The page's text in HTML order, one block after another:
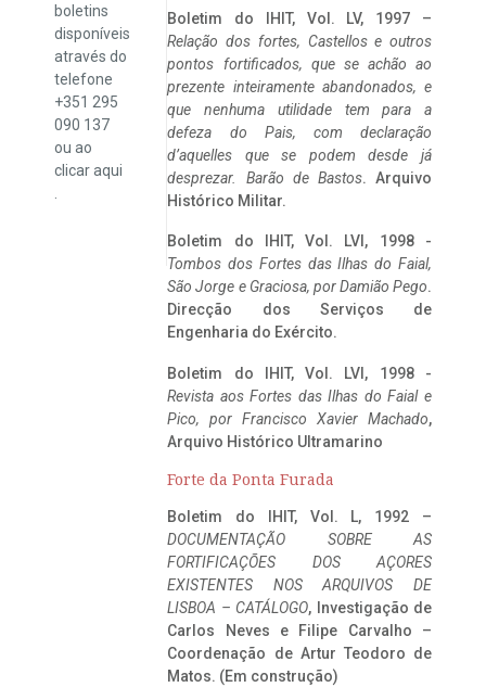
boletins
disponíveis
através do
telefone
+351 295
090 137
ou ao
clicaraqui
Boletim do IHIT, Vol. LV, 1997 –
Relação dos fortes, Castellos e outros
pontos fortificados, que se achão ao
prezente inteiramente abandonados, e
que nenhuma utilidade tem para a
defeza do Pais, com declaração
d’aquelles que se podem desde já
desprezar. Barão de Bastos. Arquivo
Histórico Militar.
Boletim do IHIT, Vol. LVI, 1998 -
Tombos dos Fortes das Ilhas do Faial,
São Jorge e Graciosa, por Damião Pego.
Direcção dos Serviços de
Engenharia do Exército.
Boletim do IHIT, Vol. LVI, 1998 -
Revista aos Fortes das Ilhas do Faial e
Pico, por Francisco Xavier Machado,
Arquivo Histórico Ultramarino
Forte da Ponta Furada
Boletim do IHIT, Vol. L, 1992 –
DOCUMENTAÇÃO SOBRE AS
FORTIFICAÇÕES DOS AÇORES
EXISTENTES NOS ARQUIVOS DE
LISBOA – CATÁLOGO, Investigação de
Carlos Neves e Filipe Carvalho –
Coordenação de Artur Teodoro de
Matos. (Em construção)